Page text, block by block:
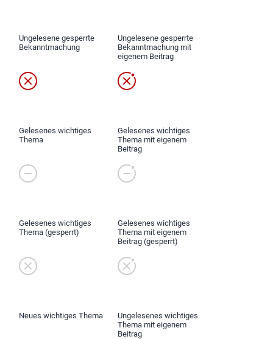
Ungelesene gesperrte
Bekanntmachung
Ungelesene gesperrte
Bekanntmachung mit
eigenem Beitrag
Gelesenes wichtiges
Thema
Gelesenes wichtiges
Thema mit eigenem
Beitrag
Gelesenes wichtiges
Thema (gesperrt)
Gelesenes wichtiges
Thema mit eigenem
Beitrag (gesperrt)
Neues wichtiges Thema
Ungelesenes wichtiges
Thema mit eigenem
Beitrag